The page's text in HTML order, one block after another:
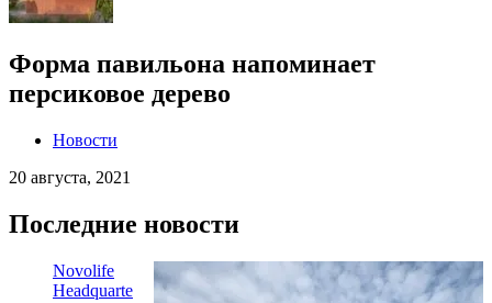
Форма павильона напоминает
персиковое дерево
Новости
20 августа, 2021
Последние новости
Novolife
Headquarte